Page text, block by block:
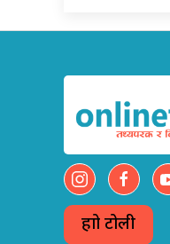
हाम्रो टोली